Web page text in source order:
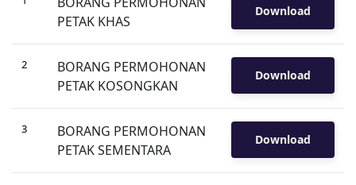
PETAK KHAS
Download
2
BORANG PERMOHONAN
PETAK KOSONGKAN
Download
3
BORANG PERMOHONAN
PETAK SEMENTARA
Download